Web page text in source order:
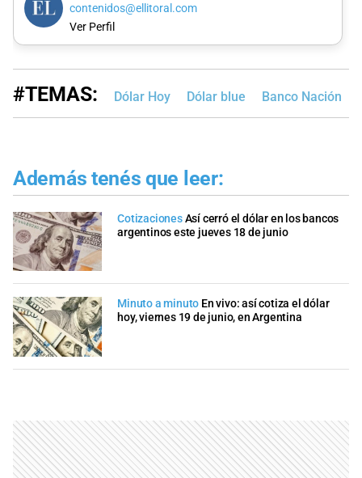
contenidos@ellitoral.com
Ver Perfil
#TEMAS: Dólar Hoy Dólar blue Banco Nación
Además tenés que leer:
CotizacionesAsí cerró el dólar en los bancos
argentinos este jueves 18 de junio
Minuto a minuto En vivo: así cotiza el dólar
hoy, viernes 19 de junio, en Argentina